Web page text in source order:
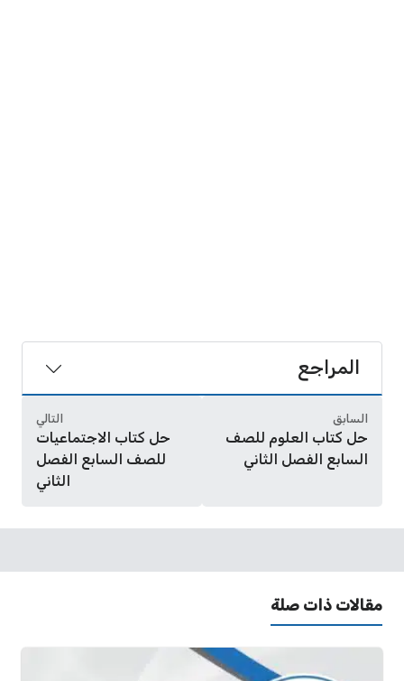
المراجع
السابق
حل كتاب العلوم للصف
السابع الفصل الثاني
التالي
حل كتاب الاجتماعيات
للصف السابع الفصل
الثاني
مقالات ذات صلة